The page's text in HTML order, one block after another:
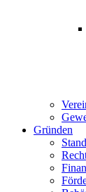
Gründen